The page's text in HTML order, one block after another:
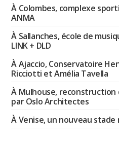
À Colombes, complexe
ANMA
À Sallanches, école de
LINK + DLD
À Ajaccio, Conservatoire
Ricciotti et Amélia Tavella
À Mulhouse, reconstruction
par Oslo Architectes
À Venise, un nouveau stade